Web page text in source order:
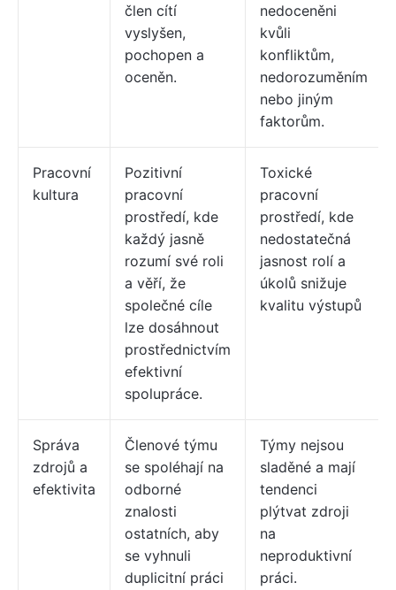
člen cítí
vyslyšen,
pochopen a
oceněn.
nedoceněni
kvůli
konfliktům,
nedorozuměním
nebo jiným
faktorům.
Pracovní
kultura
Pozitivní
pracovní
prostředí, kde
každý jasně
rozumí své roli
a věří, že
společné cíle
lze dosáhnout
prostřednictvím
efektivní
spolupráce.
Toxické
pracovní
prostředí, kde
nedostatečná
jasnost rolí a
úkolů snižuje
kvalitu výstupů
Správa
zdrojů a
efektivita
Členové týmu
se spoléhají na
odborné
znalosti
ostatních, aby
se vyhnuli
duplicitní práci
Týmy nejsou
sladěné a mají
tendenci
plýtvat zdroji
na
neproduktivní
práci.